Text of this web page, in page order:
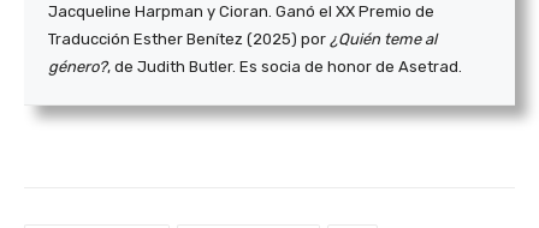
Jacqueline Harpman y Cioran. Ganó el XX Premio de
Traducción Esther Benítez (2025) por ¿Quién teme al
género?, de Judith Butler. Es socia de honor de Asetrad.